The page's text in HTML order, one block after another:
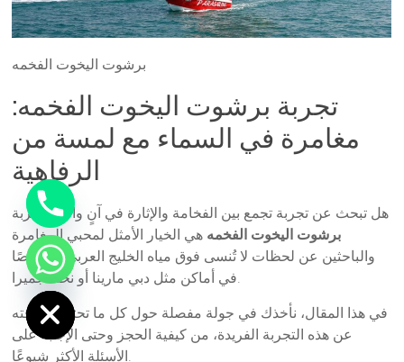
برشوت اليخوت الفخمه
تجربة برشوت اليخوت الفخمه:
مغامرة في السماء مع لمسة من
الرفاهية
هل تبحث عن تجربة تجمع بين الفخامة والإثارة في آنٍ واحد؟ تجربة
برشوت اليخوت الفخمه هي الخيار الأمثل لمحبي المغامرة
والباحثين عن لحظات لا تُنسى فوق مياه الخليج العربي، خصوصًا
في أماكن مثل دبي مارينا أو نخلة جميرا.
في هذا المقال، نأخذك في جولة مفصلة حول كل ما تحتاج معرفته
عن هذه التجربة الفريدة، من كيفية الحجز وحتى الإجابة على
الأسئلة الأكثر شيوعًا.
chaty